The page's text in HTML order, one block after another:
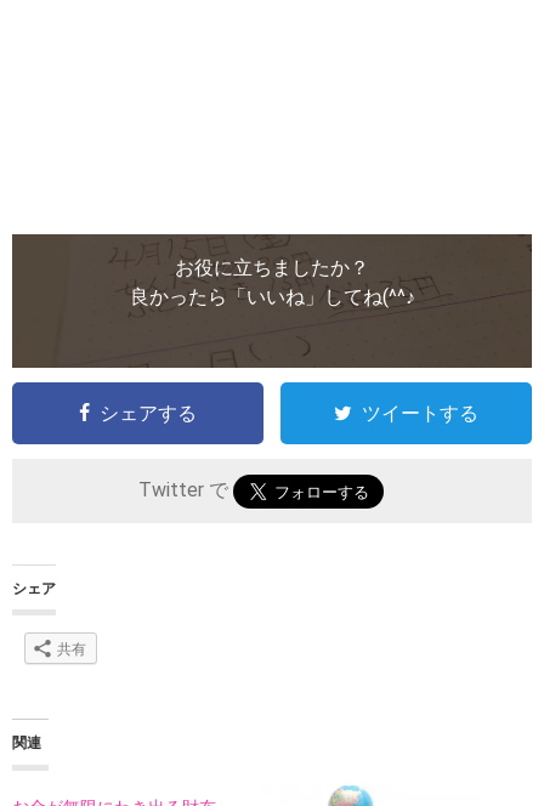
お役に立ちましたか？
良かったら「いいね」してね(^^♪
シェアする ツイートする
Twitter で
シェア
共有
関連